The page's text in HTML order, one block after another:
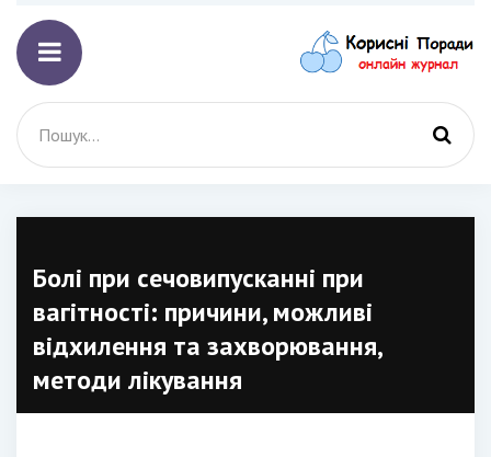
Болі при сечовипусканні при
вагітності: причини, можливі
відхилення та захворювання,
методи лікування